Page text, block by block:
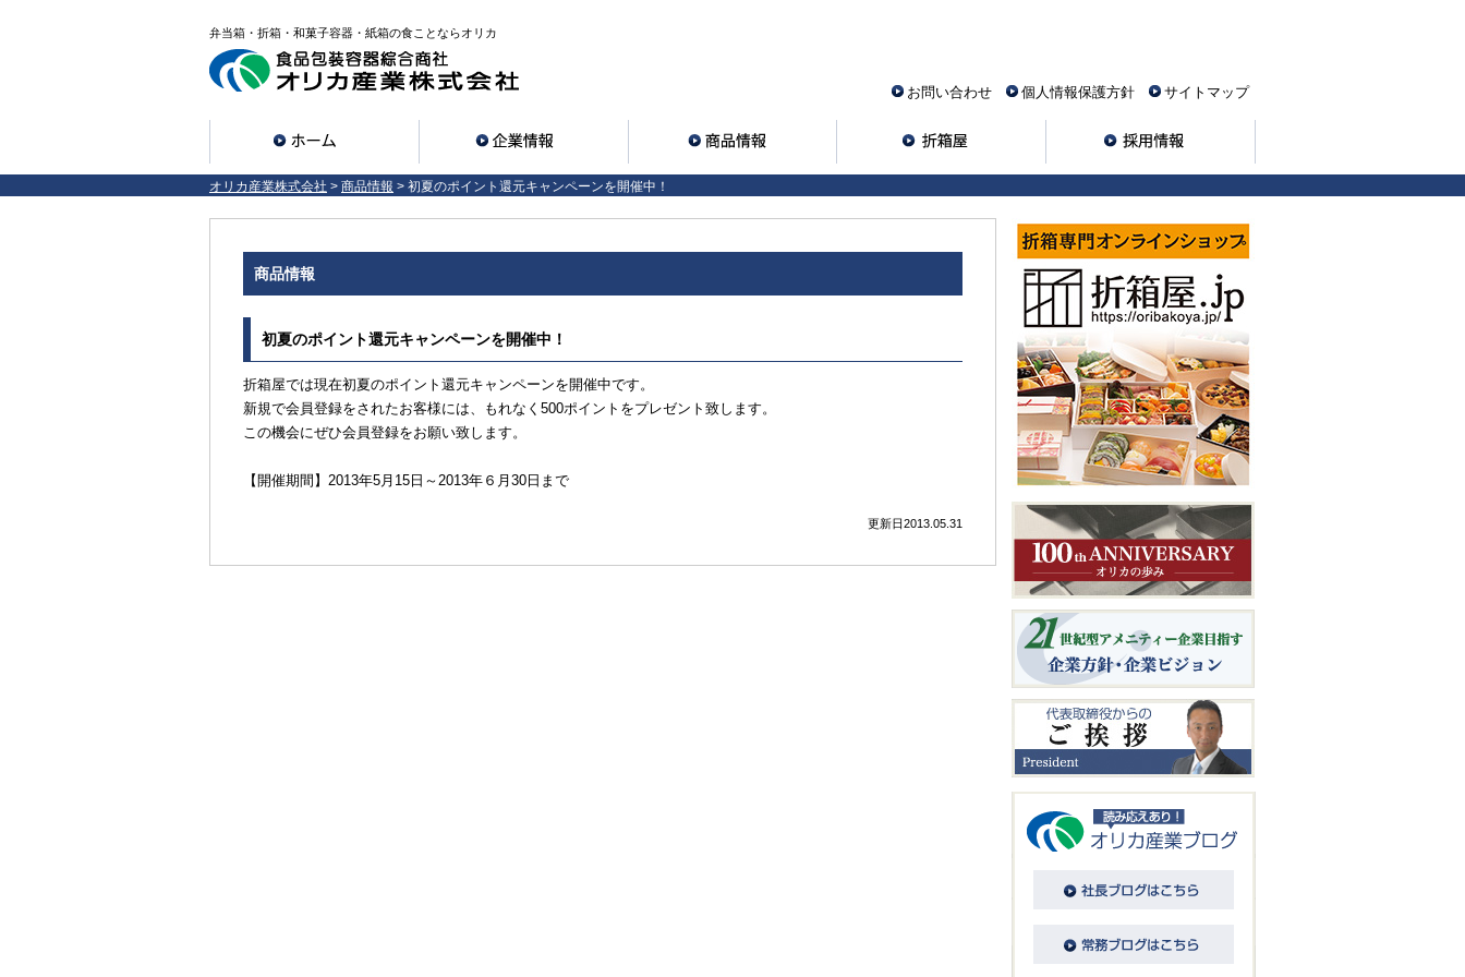
弁当箱・折箱・和菓子容器・紙箱の食ことならオリカ
お問い合わせ 個人情報保護方針 サイトマップ
オリカ産業株式会社 > 商品情報 > 初夏のポイント還元キャンペーンを開催中！
商品情報
初夏のポイント還元キャンペーンを開催中！
折箱屋では現在初夏のポイント還元キャンペーンを開催中です。
新規で会員登録をされたお客様には、もれなく500ポイントをプレゼント致します。
この機会にぜひ会員登録をお願い致します。
【開催期間】2013年5月15日～2013年６月30日まで
更新日2013.05.31